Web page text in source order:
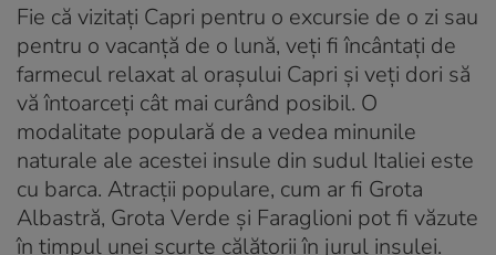
Fie că vizitați Capri pentru o excursie de o zi sau
pentru o vacanță de o lună, veți fi încântați de
farmecul relaxat al orașului Capri și veți dori să
vă întoarceți cât mai curând posibil. O
modalitate populară de a vedea minunile
naturale ale acestei insule din sudul Italiei este
cu barca. Atracții populare, cum ar fi Grota
Albastră, Grota Verde și Faraglioni pot fi văzute
în timpul unei scurte călătorii în jurul insulei.